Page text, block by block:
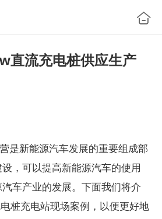
直流充电桩供应生产
是新能源汽车发展的重要组成部
，可以提高新能源汽车的使用
车产业的发展。下面我们将介
桩充电站现场案例，以便更好地